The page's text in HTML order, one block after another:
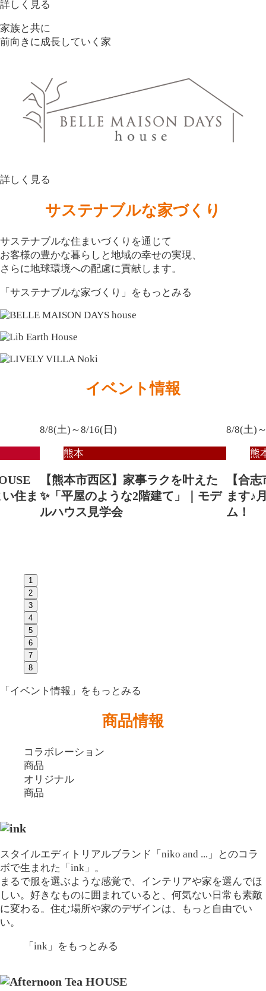
詳しく見る
家族と共に
前向きに成長していく家
詳しく見る
サステナブルな家づくり
サステナブルな住まいづくりを通じて
お客様の豊かな暮らしと地域の幸せの実現、
さらに地球環境への配慮に貢献します。
「サステナブルな家づくり」 をもっとみる
イベント情報
住ま
8/8(土)～8/16(日)
熊本
【熊本市西区】家事ラクを叶えた
✨「平屋のような2階建て」｜モデ
ルハウス見学会
8/8(土)
熊
【合
ます♪
ム！
1
2
3
4
5
6
7
8
「イベント情報」 をもっとみる
商品情報
コラボレーション
商品
オリジナル
商品
スタイルエディトリアルブランド「niko and ...」とのコラ
ボで生まれた「ink」。
まるで服を選ぶような感覚で、インテリアや家を選んでほ
しい。好きなものに囲まれていると、何気ない日常も素敵
に変わる。住む場所や家のデザインは、もっと自由でい
い。
「ink」 をもっとみる